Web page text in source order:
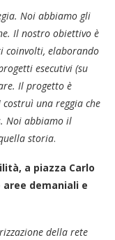
Noi abbiamo gli
Il nostro obiettivo è
coinvolti, elaborando
esecutivi (su
Il progetto è
una reggia che
Noi abbiamo il
storia.
a piazza Carlo
demaniali e
della rete